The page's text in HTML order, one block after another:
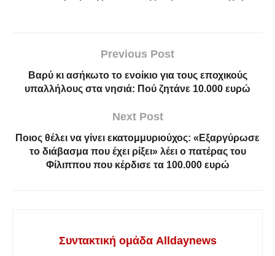
Previous Post
Βαρύ κι ασήκωτο το ενοίκιο για τους εποχικούς
υπαλλήλους στα νησιά: Πού ζητάνε 10.000 ευρώ
Next Post
Ποιος θέλει να γίνει εκατομμυριούχος: «Εξαργύρωσε
το διάβασμα που έχει ρίξει» λέει ο πατέρας του
Φίλιππου που κέρδισε τα 100.000 ευρώ
Συντακτική ομάδα Alldaynews